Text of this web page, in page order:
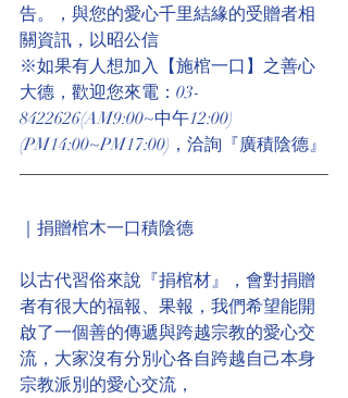
告。，與您的愛心千里結緣的受贈者相
關資訊，以昭公信
※如果有人想加入【施棺一口】之善心
大德，歡迎您來電：03-
8422626(AM9:00~中午12:00)
(PM14:00~PM17:00)，洽詢『廣積陰德』
｜捐贈棺木一口積陰德
以古代習俗來說『捐棺材』，會對捐贈
者有很大的福報、果報，我們希望能開
啟了一個善的傳遞與跨越宗教的愛心交
流，大家沒有分別心各自跨越自己本身
宗教派別的愛心交流，